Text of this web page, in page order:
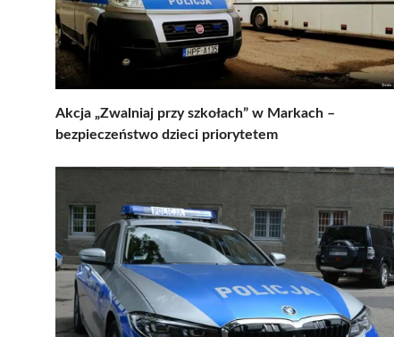
Akcja „Zwalniaj przy szkołach” w Markach –
bezpieczeństwo dzieci priorytetem